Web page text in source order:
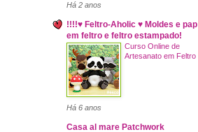
Há 2 anos
!!!!♥ Feltro-Aholic ♥ Moldes e pap
em feltro e feltro estampado!
Curso Online de
Artesanato em Feltro
Há 6 anos
Casa al mare Patchwork